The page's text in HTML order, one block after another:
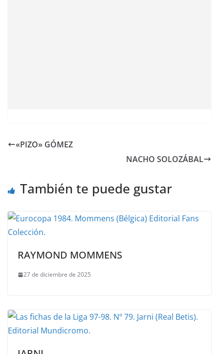
«PIZO» GÓMEZ
NACHO SOLOZÁBAL
También te puede gustar
RAYMOND MOMMENS
27 de diciembre de 2025